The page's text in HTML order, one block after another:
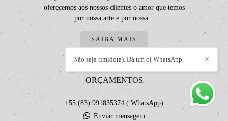
oferecemos aos nossos clientes o amor que temos
por nossa arte e por nossa...
SAIBA MAIS
ORÇAMENTOS
+55 (83) 991835374 ( WhatsApp)
Enviar mensagem
✕
Não seja tímido(a). Dá um oi WhatsApp.